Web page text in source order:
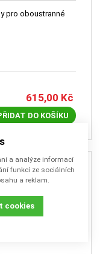
pro oboustranné
615,00 Kč
DO KOŠÍKU
a analýze informací
funkcí ze sociálních
a reklam.
cookies